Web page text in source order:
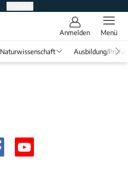
Anmelden Menü
Naturwissenschaft Ausbildung/